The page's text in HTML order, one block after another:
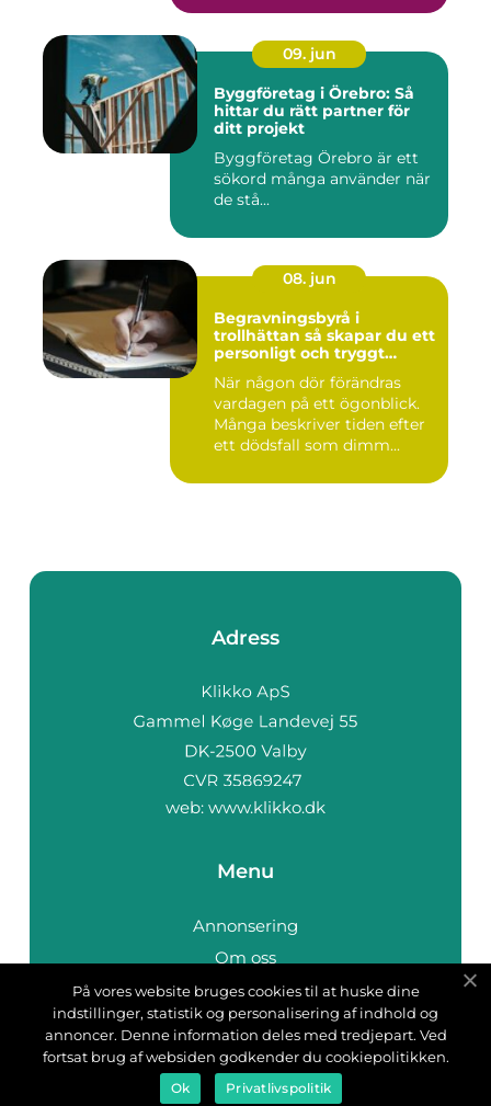
09. jun
Byggföretag i Örebro: Så
hittar du rätt partner för
ditt projekt
Byggföretag Örebro är ett
sökord många använder när
de stå...
08. jun
Begravningsbyrå i
trollhättan så skapar du ett
personligt och tryggt
När någon dör förändras
vardagen på ett ögonblick.
Många beskriver tiden efter
ett dödsfall som dimm...
Adress
web: www.klikko.dk
Menu
Annonsering
Om oss
Cookies
Kontakta oss
Sitemap
På vores website bruges cookies til at huske dine
indstillinger, statistik og personalisering af indhold og
annoncer. Denne information deles med tredjepart. Ved
fortsat brug af websiden godkender du cookiepolitikken.
Ok Privatlivspolitik